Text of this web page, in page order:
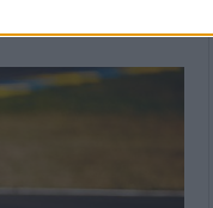
autó Le Mans-